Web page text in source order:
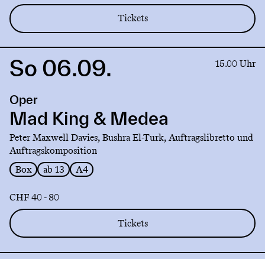
Tickets
Link
Mad
King
Medea
So 06.09. 15.00 Uhr
Oper
Mad King & Medea
Peter Maxwell Davies, Bushra El-Turk, Auftragslibretto und
Auftragskomposition
Box
ab 13 A4
CHF 40 - 80
Tickets